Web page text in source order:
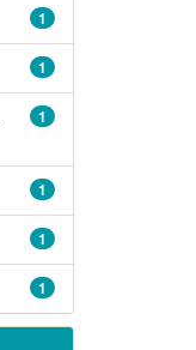
1
1
1
1
1
1